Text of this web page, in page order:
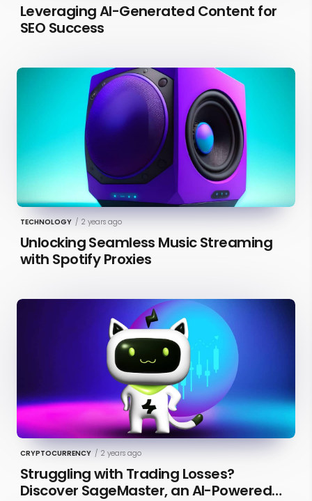
Leveraging AI-Generated Content for
SEO Success
TECHNOLOGY / 2 years ago
Unlocking Seamless Music Streaming
with Spotify Proxies
CRYPTOCURRENCY / 2 years ago
Struggling with Trading Losses?
Discover SageMaster, an AI-Powered